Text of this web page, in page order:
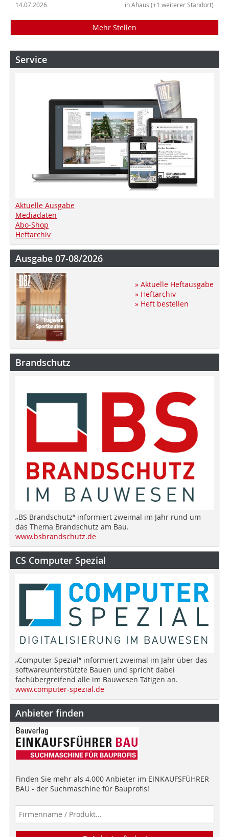
in Ahaus (+1 weiterer Standort)
14.07.2026
Mehr Stellen
Service
Aktuelle Ausgabe
Mediadaten
Abo-Shop
Heftarchiv
Ausgabe 07-08/2026
» Aktuelle Heftausgabe
» Heftarchiv
» Heft bestellen
Brandschutz
„BS Brandschutz“ informiert zweimal im Jahr rund um
das Thema Brandschutz am Bau.
www.bsbrandschutz.de
CS Computer Spezial
„Computer Spezial“ informiert zweimal im Jahr über das
softwareunterstützte Bauen und spricht dabei
fachübergreifend alle im Bauwesen Tätigen an.
www.computer-spezial.de
Anbieter finden
Finden Sie mehr als 4.000 Anbieter im EINKAUFSFÜHRER
BAU - der Suchmaschine für Bauprofis!